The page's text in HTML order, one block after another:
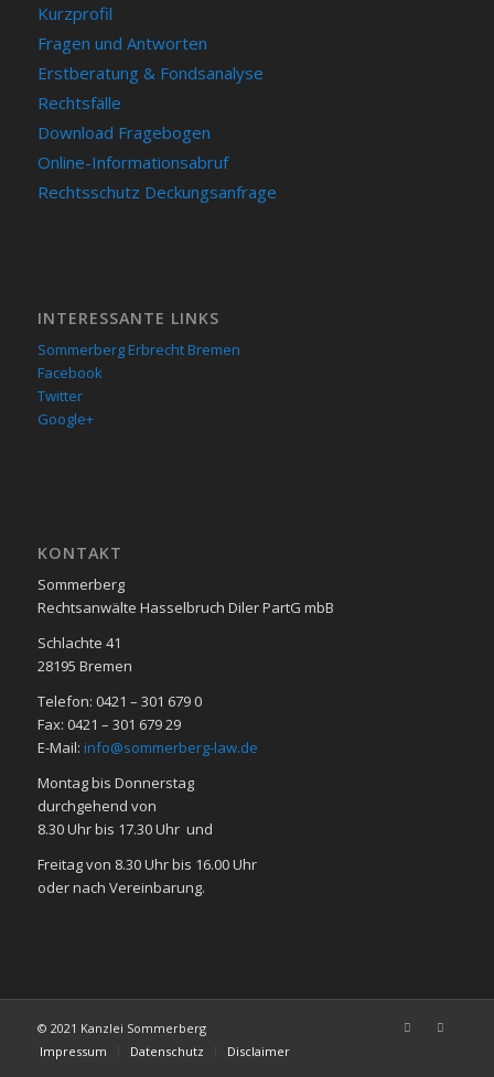
Kurzprofil
Fragen und Antworten
Erstberatung & Fondsanalyse
Rechtsfälle
Download Fragebogen
Online-Informationsabruf
Rechtsschutz Deckungsanfrage
INTERESSANTE LINKS
Sommerberg Erbrecht Bremen
Facebook
Twitter
Google+
KON­TAKT
Sommerberg
Rechtsanwälte Hasselbruch Diler PartG mbB
Schlachte 41
28195 Bre­men
Telefon: 0421 – 301 679 0
Fax: 0421 – 301 679 29
E-Mail: info@sommerberg-law.de
Mon­tag bis Don­ners­tag
durch­ge­hend von
8.30 Uhr bis 17.30 Uhr und
Frei­tag von 8.30 Uhr bis 16.00 Uhr
oder nach Ver­ein­ba­rung.
© 2021 Kanzlei Sommerberg
Impressum
Datenschutz Disclaimer